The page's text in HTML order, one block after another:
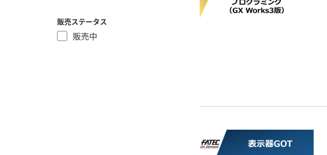
販売ステータス
販売中